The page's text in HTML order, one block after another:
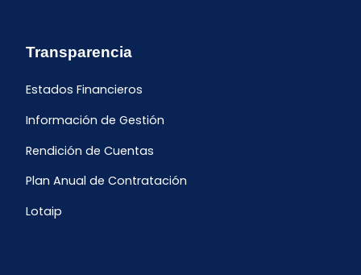
Transparencia
Estados Financieros
Información de Gestión
Rendición de Cuentas
Plan Anual de Contratación
Lotaip